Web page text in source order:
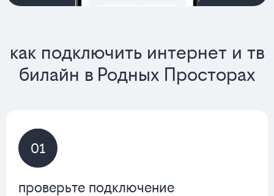
как подключить интернет и тв
билайн в Родных Просторах
01
проверьте подключение